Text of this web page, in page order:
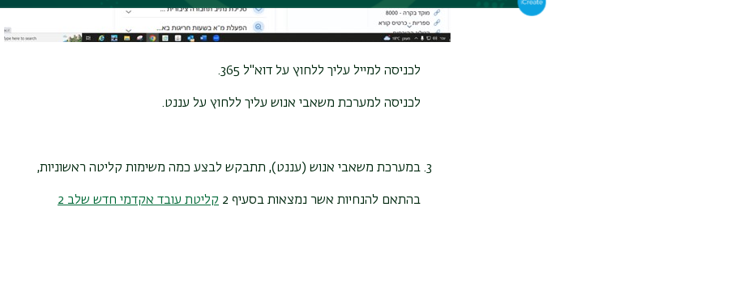
לכניסה למייל עליך ללחוץ על דוא"ל 365.
לכניסה למערכת משאבי אנוש עליך ללחוץ על עננט.
במערכת משאבי אנוש (עננט), תתבקש לבצע כמה משימות קליטה ראשוניות,
בהתאם להנחיות אשר נמצאות בסעיף 2 קליטת עובד אקדמי חדש שלב 2